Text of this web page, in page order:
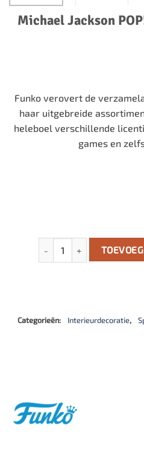
Michael Jackson
Funko verovert de
haar uitgebreide
heleboel verschillende
games en
Michael Jackson POP!
Categorieën:
Interieurdecoratie,